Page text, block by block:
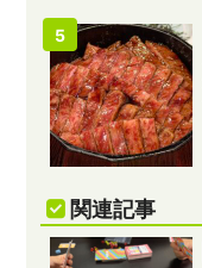
関連記事